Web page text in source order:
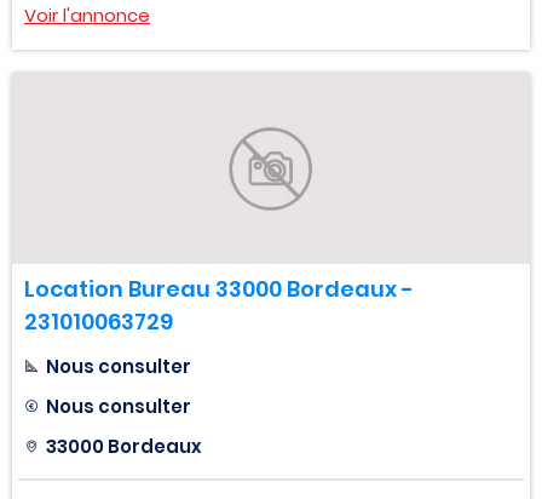
Voir l'annonce
Location Bureau 33000 Bordeaux -
231010063729
Nous consulter
Nous consulter
33000 Bordeaux